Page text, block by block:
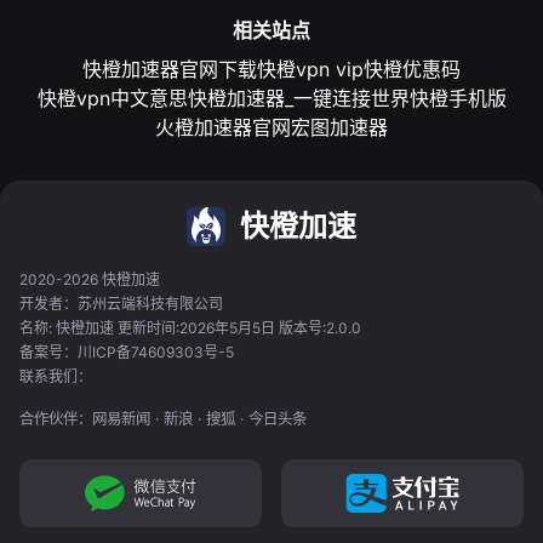
相关站点
快橙加速器官网下载快橙vpn vip快橙优惠码
快橙vpn中文意思快橙加速器_一键连接世界快橙手机版
火橙加速器官网宏图加速器
快橙加速
2020-2026 快橙加速
开发者：苏州云端科技有限公司
名称: 快橙加速 更新时间:2026年5月5日 版本号:2.0.0
备案号：川ICP备74609303号-5
联系我们：
合作伙伴： 网易新闻 · 新浪 · 搜狐 · 今日头条